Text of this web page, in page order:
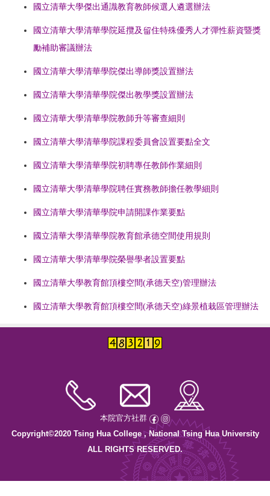
國立清華大學傑出通識教育教師候選人遴選辦法
國立清華大學清華學院延攬及留住特殊優秀人才彈性薪資暨獎
勵補助審議辦法
國立清華大學清華學院傑出導師獎設置辦法
國立清華大學清華學院傑出教學獎設置辦法
國立清華大學清華學院教師升等審查細則
國立清華大學清華學院課程委員會設置要點全文
國立清華大學清華學院初聘專任教師作業細則
國立清華大學清華學院聘任實務教師擔任教學細則
國立清華大學清華學院申請開課作業要點
國立清華大學清華學院教育館承德空間使用規則
國立清華大學清華學院榮譽學者設置要點
國立清華大學教育館頂樓空間(承德天空)管理辦法
國立清華大學教育館頂樓空間(承德天空)綠景植栽區管理辦法
本院官方社群
Copyright©2020 Tsing Hua College , National Tsing Hua University
ALL RIGHTS RESERVED.